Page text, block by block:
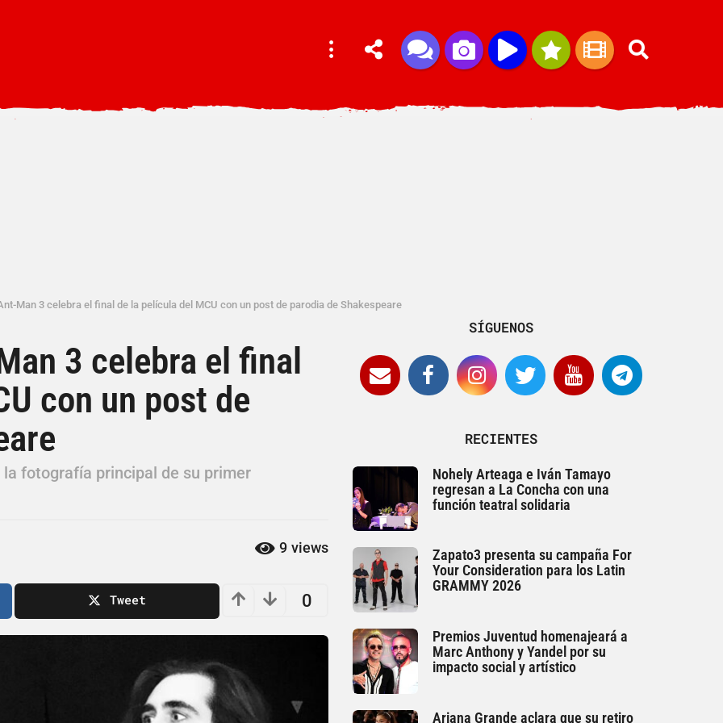
Man 3 celebra el final de la película del MCU con un post de parodia de Shakespeare
3 celebra el final
con un post de
fotografía principal de su primer
9 views
0
Tweet
SÍGUENOS
RECIENTES
Nohely Arteaga e Iván Tamayo
regresan a La Concha con una
función teatral solidaria
Zapato3 presenta su campaña For
Your Consideration para los Latin
GRAMMY 2026
Premios Juventud homenajeará a
Marc Anthony y Yandel por su
impacto social y artístico
Ariana Grande aclara que su retiro